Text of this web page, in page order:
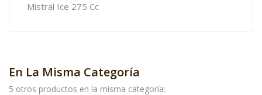
Mistral Ice 275 Cc
En La Misma Categoría
5 otros productos en la misma categoría: